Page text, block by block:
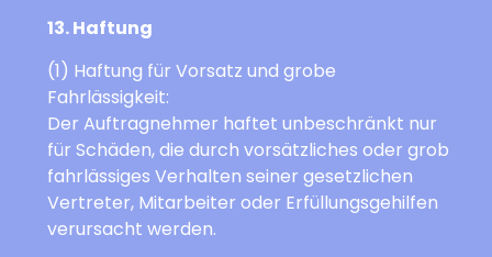
13. Haftung
(1) Haftung für Vorsatz und grobe
Fahrlässigkeit:
Der Auftragnehmer haftet unbeschränkt nur
für Schäden, die durch vorsätzliches oder grob
fahrlässiges Verhalten seiner gesetzlichen
Vertreter, Mitarbeiter oder Erfüllungsgehilfen
verursacht werden.